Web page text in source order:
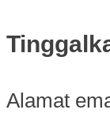
Alamat